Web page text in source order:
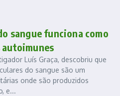
sangue funciona como
Luís Graça, descobriu que
do sangue são um
onde são produzidos
e...